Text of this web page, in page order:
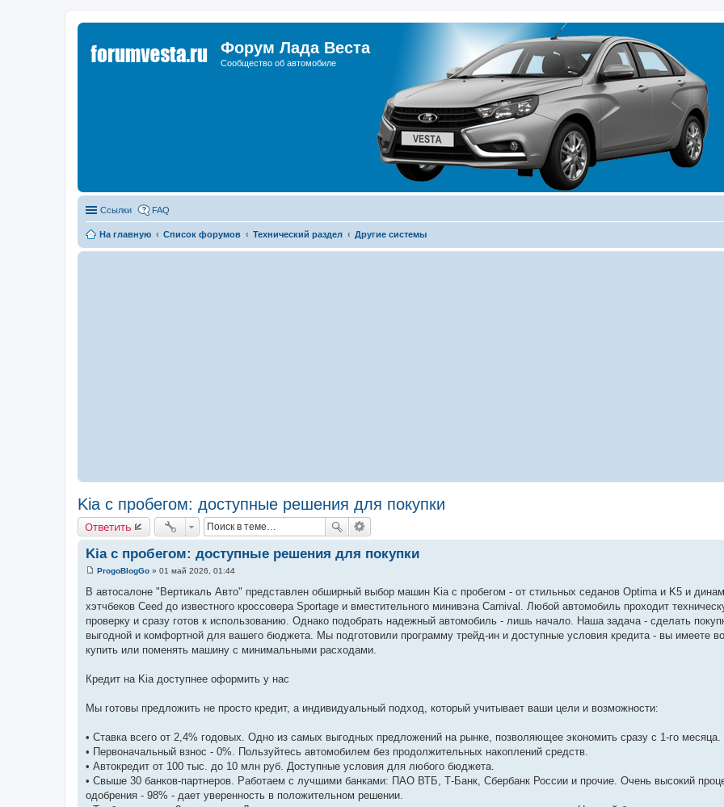
Форум Лада Веста
Сообщество об автомобиле
Ссылки FAQ
На главную Список форумов Технический раздел Другие системы
Kia с пробегом: доступные решения для покупки
Ответить
Kia с пробегом: доступные решения для покупки
о
б
е
н
е
ProgoBlogGo » 01 май 2026, 01:44
В автосалоне "Вертикаль Авто" представлен обширный выбор машин Kia с пробегом - от стильных седанов Optima и K5 и
хэтчбеков Ceed до известного кроссовера Sportage и вместительного минивэна Carnival. Любой автомобиль проходит
проверку и сразу готов к использованию. Однако подобрать надежный автомобиль - лишь начало. Наша задача - сделать
выгодной и комфортной для вашего бюджета. Мы подготовили программу трейд-ин и доступные условия кредита - вы имеете
купить или поменять машину с минимальными расходами.
Кредит на Kia доступнее оформить у нас
Мы готовы предложить не просто кредит, а индивидуальный подход, который учитывает ваши цели и возможности:
• Ставка всего от 2,4% годовых. Одно из самых выгодных предложений на рынке, позволяющее экономить сразу с 1-го месяца.
• Первоначальный взнос - 0%. Пользуйтесь автомобилем без продолжительных накоплений средств.
• Автокредит от 100 тыс. до 10 млн руб. Доступные условия для любого бюджета.
• Свыше 30 банков-партнеров. Работаем с лучшими банками: ПАО ВТБ, Т-Банк, Сбербанк России и прочие. Очень высокий
одобрения - 98% - дает уверенность в положительном решении.